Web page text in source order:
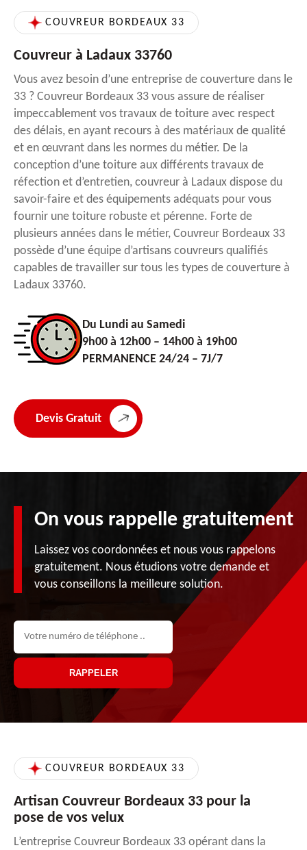
COUVREUR BORDEAUX 33
Couvreur à Ladaux 33760
Vous avez besoin d’une entreprise de couverture dans le
33 ? Couvreur Bordeaux 33 vous assure de réaliser
impeccablement vos travaux de toiture avec respect
des délais, en ayant recours à des matériaux de qualité
et en œuvrant dans les normes du métier. De la
conception d’une toiture aux différents travaux de
réfection et d’entretien, couvreur à Ladaux dispose du
savoir-faire et des équipements adéquats pour vous
fournir une toiture robuste et pérenne. Forte de
plusieurs années dans le métier, Couvreur Bordeaux 33
possède d’une équipe d’artisans couvreurs qualifiés
capables de travailler sur tous les types de couverture à
Ladaux 33760.
Du Lundi au Samedi
9h00 à 12h00 – 14h00 à 19h00
PERMANENCE 24/24 – 7J/7
Devis Gratuit
On vous rappelle gratuitement
Laissez vos coordonnées et nous vous rappelons
gratuitement. Nous étudions votre demande et
vous conseillons la meilleure solution.
COUVREUR BORDEAUX 33
Artisan Couvreur Bordeaux 33 pour la
pose de vos velux
L’entreprise Couvreur Bordeaux 33 opérant dans la